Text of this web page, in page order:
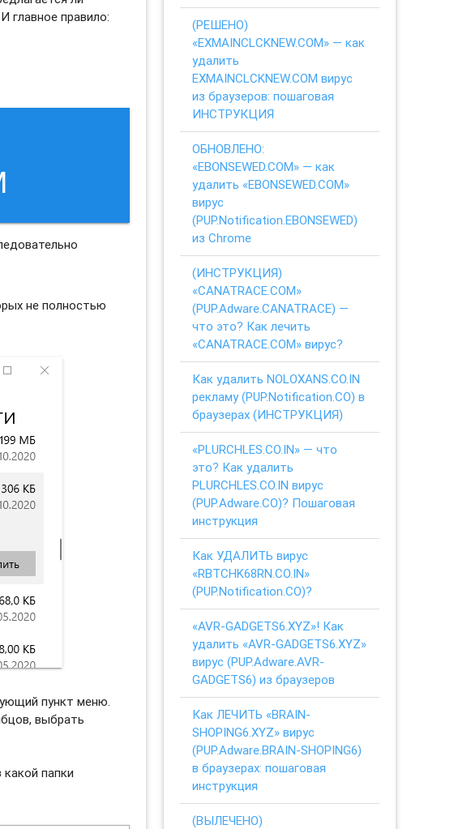
главное правило:
не полностью
пункт меню.
выбрать
папки
(РЕШЕНО)
«EXMAINCLCKNEW.COM» — как
удалить
EXMAINCLCKNEW.COM вирус
из браузеров: пошаговая
ИНСТРУКЦИЯ
ОБНОВЛЕНО:
«EBONSEWED.COM» — как
удалить «EBONSEWED.COM»
вирус
(PUP.Notification.EBONSEWED)
из Chrome
(ИНСТРУКЦИЯ)
«CANATRACE.COM»
(PUP.Adware.CANATRACE) —
что это? Как лечить
«CANATRACE.COM» вирус?
Как удалить NOLOXANS.CO.IN
рекламу (PUP.Notification.CO) в
браузерах (ИНСТРУКЦИЯ)
«PLURCHLES.CO.IN» — что
это? Как удалить
PLURCHLES.CO.IN вирус
(PUP.Adware.CO)? Пошаговая
инструкция
Как УДАЛИТЬ вирус
«RBTCHK68RN.CO.IN»
(PUP.Notification.CO)?
«AVR-GADGETS6.XYZ»! Как
удалить «AVR-GADGETS6.XYZ»
вирус (PUP.Adware.AVR-
GADGETS6) из браузеров
Как ЛЕЧИТЬ «BRAIN-
SHOPING6.XYZ» вирус
(PUP.Adware.BRAIN-SHOPING6)
в браузерах: пошаговая
инструкция
(ВЫЛЕЧЕНО)